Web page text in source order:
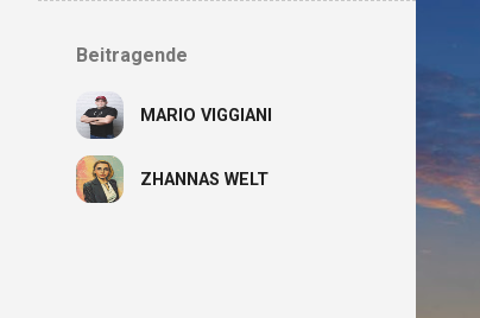
Beitragende
MARIO VIGGIANI
ZHANNAS WELT